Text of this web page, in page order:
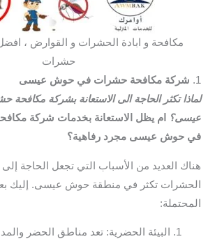
مكافحة و ابادة الحشرات و القوارض ،
حشرات
1.
شركة مكافحة حشرات في حوش عيسى
لماذا تكثر الحاجة الى الاستعانة بشركة
عيسى؟
ام يظل الاستعانة بخدمات شركة
في حوش عيسى مجرد رفاهية؟
هناك العديد من الأسباب التي تجعل الحاجة
الحشرات تكثر في منطقة حوش عيسى. إليك
المحتملة:
البيئة الحضرية: تعد مناطق الحضر